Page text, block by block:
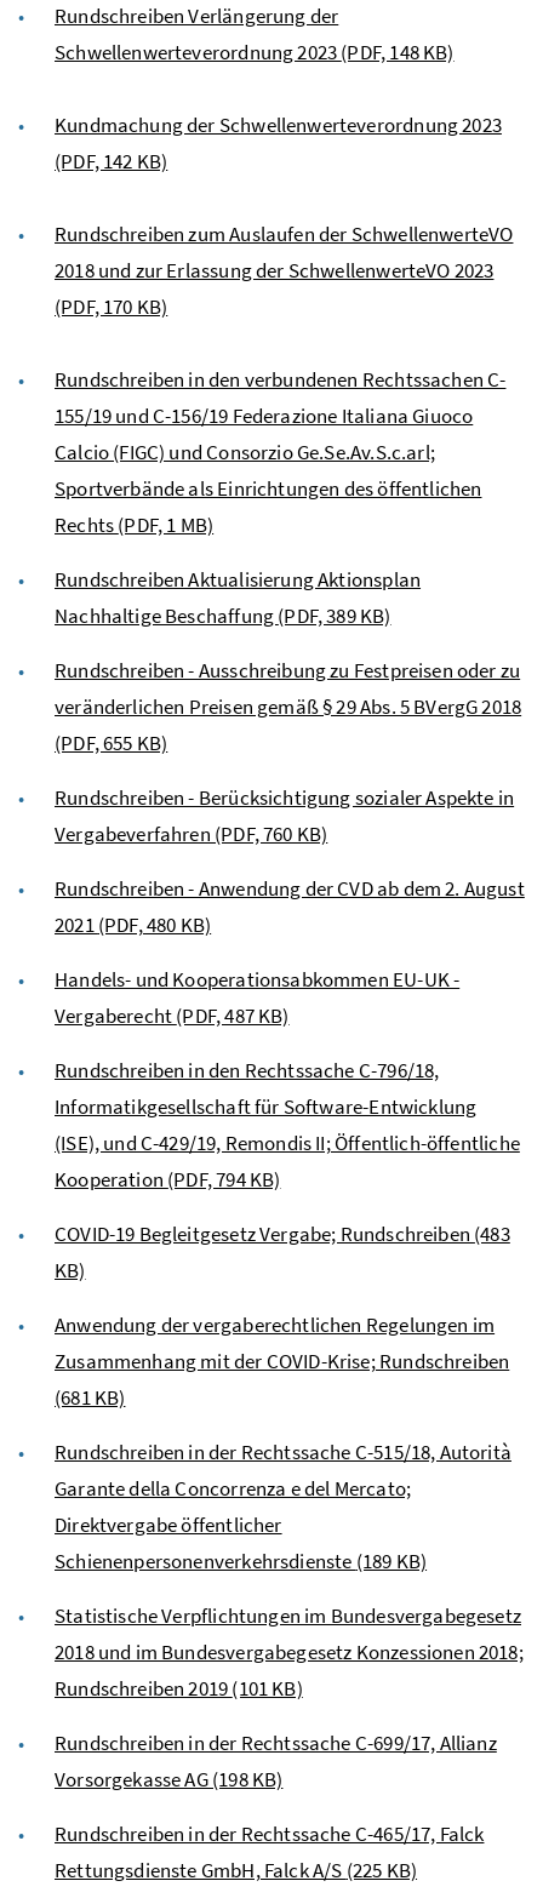
Rundschreiben Verlängerung der
Schwellenwerteverordnung 2023(PDF, 148 KB)
Kundmachung der Schwellenwerteverordnung 2023
(PDF, 142 KB)
Rundschreiben zum Auslaufen der SchwellenwerteVO
2018 und zur Erlassung der SchwellenwerteVO 2023
(PDF, 170 KB)
Rundschreiben in den verbundenen Rechtssachen C-
155/19 und C-156/19 Federazione Italiana Giuoco
Calcio (FIGC) und Consorzio Ge.Se.Av.S.c.arl;
Sportverbände als Einrichtungen des öffentlichen
Rechts(PDF, 1 MB)
Rundschreiben Aktualisierung Aktionsplan
Nachhaltige Beschaffung(PDF, 389 KB)
Rundschreiben - Ausschreibung zu Festpreisen oder zu
veränderlichen Preisen gemäß § 29 Abs. 5 BVergG 2018
(PDF, 655 KB)
Rundschreiben - Berücksichtigung sozialer Aspekte in
Vergabeverfahren (PDF, 760 KB)
Rundschreiben - Anwendung der CVD ab dem 2. August
2021(PDF, 480 KB)
Handels- und Kooperationsabkommen EU-UK -
Vergaberecht(PDF, 487 KB)
Rundschreiben in den Rechtssache C-796/18,
Informatikgesellschaft für Software-Entwicklung
(ISE), und C-429/19, Remondis II; Öffentlich-öffentliche
Kooperation (PDF, 794 KB)
COVID-19 Begleitgesetz Vergabe; Rundschreiben (483
KB)
Anwendung der vergaberechtlichen Regelungen im
Zusammenhang mit der COVID-Krise; Rundschreiben
(681 KB)
Rundschreiben in der Rechtssache C-515/18, Autorità
Garante della Concorrenza e del Mercato;
Direktvergabe öffentlicher
Schienenpersonenverkehrsdienste (189 KB)
Statistische Verpflichtungen im Bundesvergabegesetz
2018 und im Bundesvergabegesetz Konzessionen 2018;
Rundschreiben 2019(101 KB)
Rundschreiben in der Rechtssache C-699/17, Allianz
Vorsorgekasse AG(198 KB)
Rundschreiben in der Rechtssache C-465/17, Falck
Rettungsdienste GmbH, Falck A/S (225 KB)